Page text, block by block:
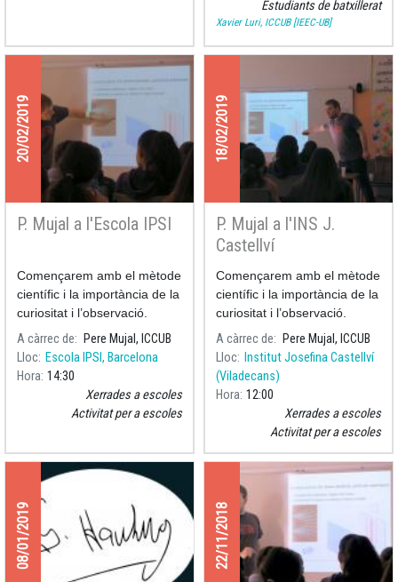
Estudiants de batxillerat
Xavier Luri, ICCUB [IEEC-UB]
20/02/2019
P. Mujal a l'Escola IPSI
Començarem amb el mètode
científic i la importància de la
curiositat i l’observació.
Introduiré conceptes
quàntics comparant una
pilota amb una partícula
quàntica. Com les podem
treure d’un pou? Amb quina
tenir dues d’idèntiques? Les
podem tenir juntes? Per
respondre les preguntes
parlarem de probabilitat i del
principi d’incertesa de
Heisenberg, d’interferències,
de distingibilitat i del principi
A càrrec de
Pere Mujal, ICCUB
Lloc Escola IPSI, Barcelona
Hora 14:30
Xerrades a escoles
Activitat per a escoles
18/02/2019
P. Mujal a l'INS J.
Castellví
Començarem amb el mètode
científic i la importància de la
curiositat i l’observació.
Introduiré conceptes
quàntics comparant una
pilota amb una partícula
quàntica. Com les podem
treure d’un pou? Amb quina
farem gols més
espectaculars? En podem
tenir dues d’idèntiques? Les
respondre les preguntes
parlarem de probabilitat i del
principi d’incertesa de
Heisenberg, d’interferències,
de distingibilitat i del principi
A càrrec de
Pere Mujal, ICCUB
Lloc Institut Josefina Castellví
(Viladecans)
Hora 12:00
Xerrades a escoles
Activitat per a escoles
08/01/2019 22/11/2018